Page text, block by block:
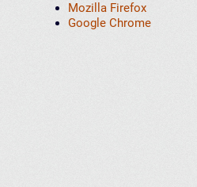
Mozilla Firefox
Google Chrome